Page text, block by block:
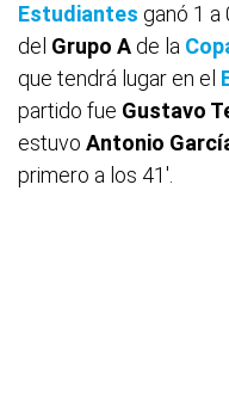
Estudiantes ganó 1 a
del Grupo A de la
que tendrá lugar en el
partido fue Gustavo
estuvo Antonio
primero a los 41'.